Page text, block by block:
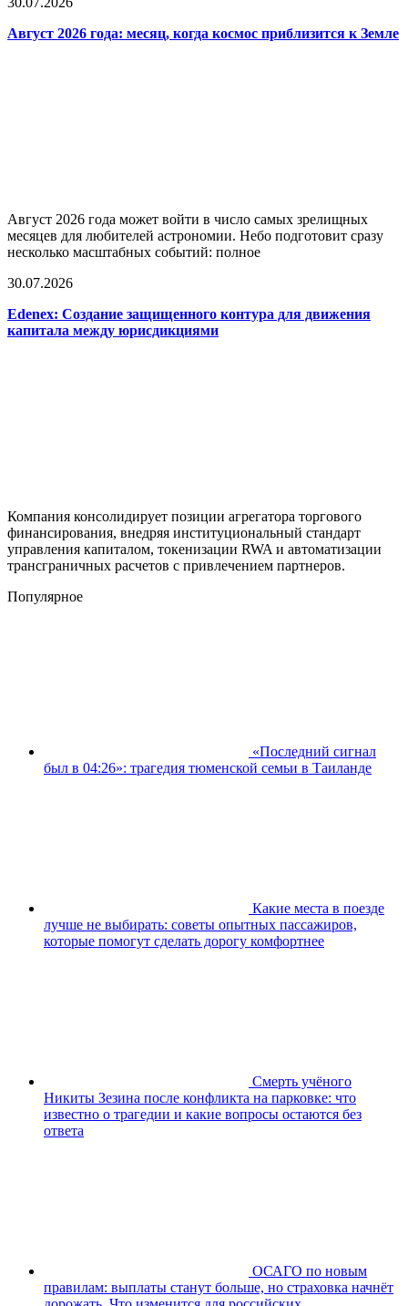
Август 2026 года: месяц, когда космос приблизится к Земле
Август 2026 года может войти в число самых зрелищных
месяцев для любителей астрономии. Небо подготовит сразу
несколько масштабных событий: полное
30.07.2026
Edenex: Создание защищенного контура для движения
капитала между юрисдикциями
Компания консолидирует позиции агрегатора торгового
финансирования, внедряя институциональный стандарт
управления капиталом, токенизации RWA и автоматизации
трансграничных расчетов с привлечением партнеров.
Популярное
«Последний сигнал
был в 04:26»: трагедия тюменской семьи в Таиланде
Какие места в поезде
лучше не выбирать: советы опытных пассажиров,
которые помогут сделать дорогу комфортнее
Смерть учёного
Никиты Зезина после конфликта на парковке: что
известно о трагедии и какие вопросы остаются без
ответа
ОСАГО по новым
правилам: выплаты станут больше, но страховка начнёт